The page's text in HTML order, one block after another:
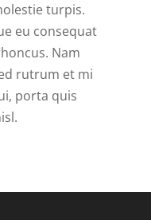
turpis.
eu consequat
Nam
rutrum et mi
porta quis